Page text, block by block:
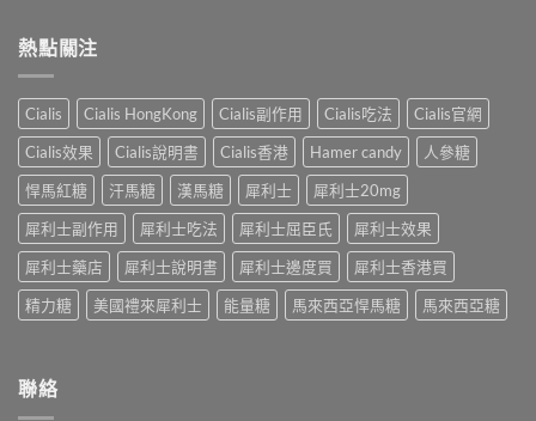
必
療
程
安
排
與
療
效
評
估〉
中
嗎？
完
整
解
析：
併
用
條
件、
風
險
全
雙
效
合
一
如
何
同
時
解
決
士
20mg
強、
半
顆
又
不
夠？
破
解
「劑
量
尬」
熱點關注
Cialis Cialis HongKong Cialis副作用 Cialis吃法
Cialis官網
Cialis效果
Cialis說明書 Cialis香港 Hamer candy
人參糖
悍馬紅糖
汗馬糖 漢馬糖 犀利士
犀利士20mg
犀利士副作用
犀利士吃法 犀利士屈臣氏
犀利士效果
犀利士藥店
犀利士說明書 犀利士邊度買
犀利士香港買
精力糖
美國禮來犀利士 能量糖 馬來西亞悍馬糖 馬來西亞糖
聯絡